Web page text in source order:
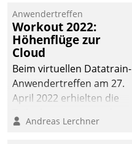
Mammutprojekte
meistern und Workloads
wuppen – bei zunehmend
anspruchsvollen
Aufgaben und
abnehmendem
Anwendertreffen
Workout 2022:
Höhenflüge zur
Cloud
Beim virtuellen Datatrain-
Anwendertreffen am 27.
April 2022 erhielten die
Teilnehmer kurzweilige
Andreas Lerchner